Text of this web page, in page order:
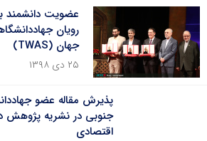
عضویت دانشمند
رویان
جهان (TWAS)
۲۵ دی ۱۳۹۸
پذیرش مقاله عضو
جنوبی در نشریه پژوهش
اقتصادی